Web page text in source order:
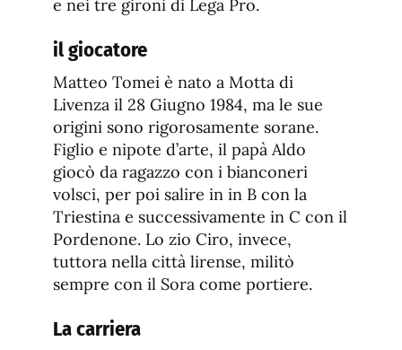
e nei tre gironi di Lega Pro.
il giocatore
Matteo Tomei è nato a Motta di
Livenza il 28 Giugno 1984, ma le sue
origini sono rigorosamente sorane.
Figlio e nipote d’arte, il papà Aldo
giocò da ragazzo con i bianconeri
volsci, per poi salire in in B con la
Triestina e successivamente in C con il
Pordenone. Lo zio Ciro, invece,
tuttora nella città lirense, militò
sempre con il Sora come portiere.
La carriera